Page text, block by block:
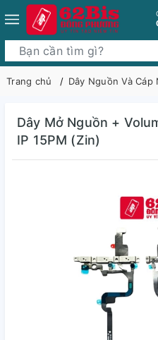
Trang chủ Dây Nguồn Và Cáp
Dây Mở Nguồn +
IP 15PM (Zin)